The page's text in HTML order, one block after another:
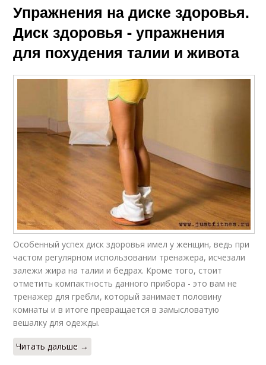
Упражнения на диске здоровья.
Диск здоровья - упражнения
для похудения талии и живота
Особенный успех диск здоровья имел у женщин, ведь при
частом регулярном использовании тренажера, исчезали
залежи жира на талии и бедрах. Кроме того, стоит
отметить компактность данного прибора - это вам не
тренажер для гребли, который занимает половину
комнаты и в итоге превращается в замысловатую
вешалку для одежды.
Читать дальше →